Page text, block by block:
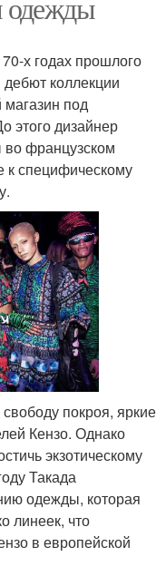
х годах прошлого
коллекции
под
этого дизайнер
французском
к специфическому
покроя, яркие
Кензо. Однако
экзотическому
Такада
одежды, которая
линеек, что
в европейской